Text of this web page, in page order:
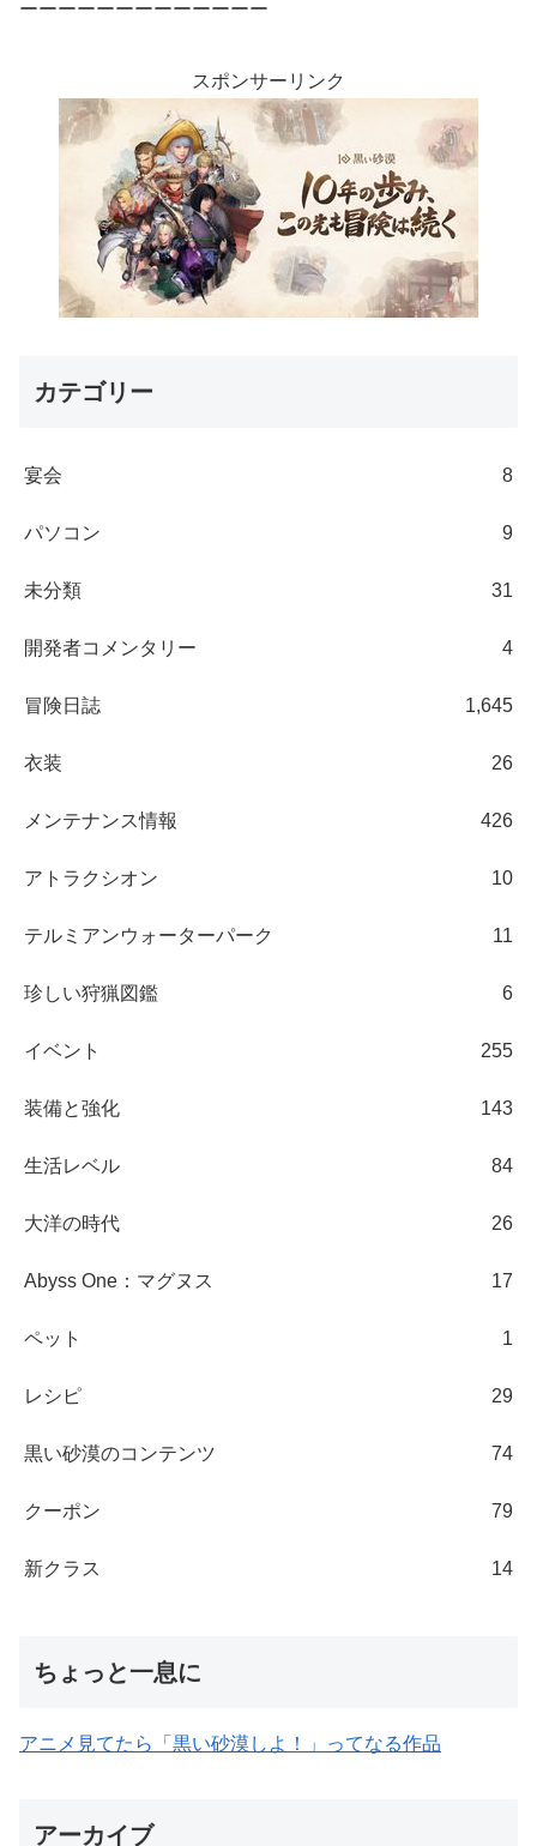
ーーーーーーーーーーーーー
スポンサーリンク
カテゴリー
宴会 8
パソコン 9
未分類 31
開発者コメンタリー 4
冒険日誌 1,645
衣装 26
メンテナンス情報 426
アトラクシオン 10
テルミアンウォーターパーク 11
珍しい狩猟図鑑 6
イベント 255
装備と強化 143
生活レベル 84
大洋の時代 26
Abyss One：マグヌス 17
ペット 1
レシピ 29
黒い砂漠のコンテンツ 74
クーポン 79
新クラス 14
ちょっと一息に
アニメ見てたら「黒い砂漠しよ！」ってなる作品
アーカイブ